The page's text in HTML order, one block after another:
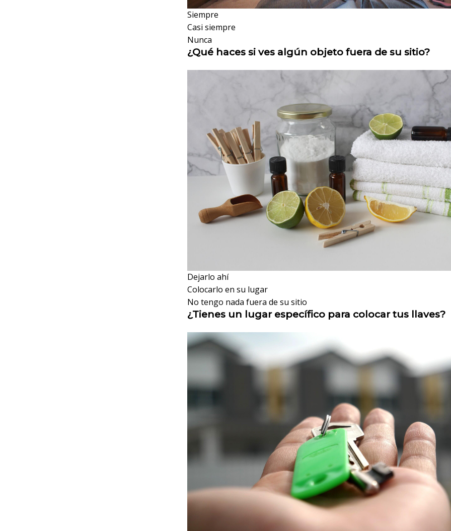
Siempre
Casi siempre
Nunca
¿Qué haces si ves algún objeto fuera de su sitio?
Dejarlo ahí
Colocarlo en su lugar
No tengo nada fuera de su sitio
¿Tienes un lugar específico para colocar tus llaves?